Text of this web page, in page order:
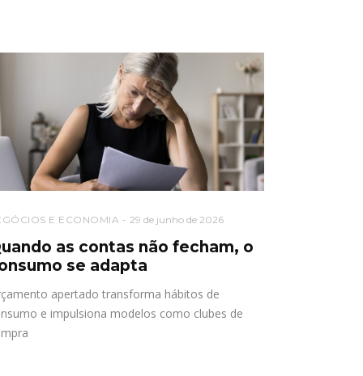
E ECONOMIA 29 de junho de 2026
as contas não fecham, o
se adapta
apertado transforma hábitos de
e impulsiona modelos como clubes de